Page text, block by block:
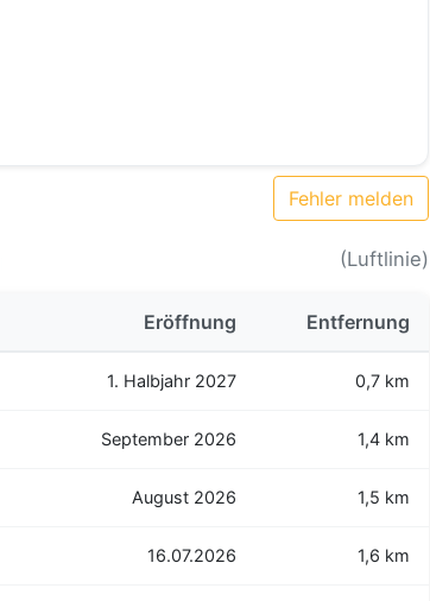
Fehler melden
(Luftlinie)
Eröffnung Entfernung
1. Halbjahr 2027 0,7 km
September 2026 1,4 km
August 2026 1,5 km
16.07.2026 1,6 km